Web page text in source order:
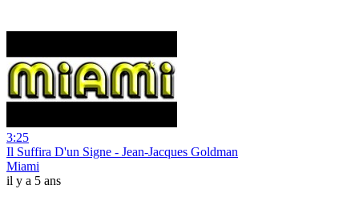
3:25
Il Suffira D'un Signe - Jean-Jacques Goldman
Miami
il y a 5 ans